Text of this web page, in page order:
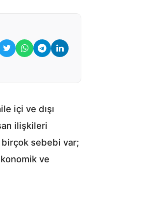
içi ve dışı
ilişkileri
birçok sebebi var;
ve